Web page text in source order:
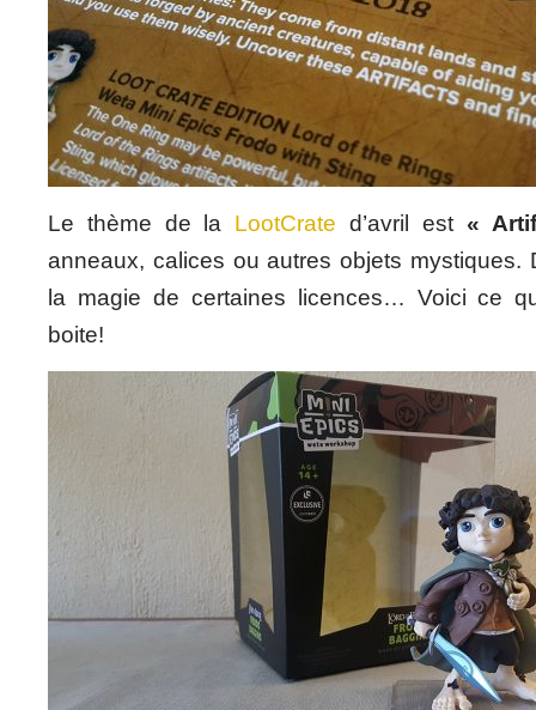
Le thème de la LootCrate d’avril est «
anneaux, calices ou autres objets mystiques.
la magie de certaines licences… Voici ce
boite!